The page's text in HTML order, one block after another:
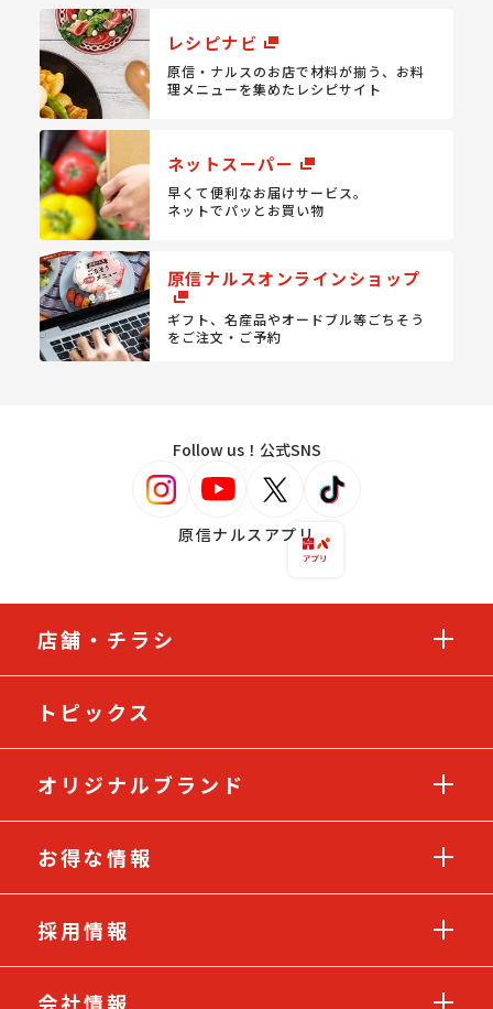
レシピナビ
原信・ナルスのお店で材料が揃う、 お料
理メニューを集めたレシピサイト
ネットスーパー
早くて便利なお届けサービス。
ネットでパッとお買い物
原信ナルスオンラインショップ
ギフト、名産品やオードブル等ごちそう
をご注文・ご予約
Follow us！公式SNS
原信ナルスアプリ
店舗・チラシ
トピックス
オリジナルブランド
お得な情報
採用情報
会社情報